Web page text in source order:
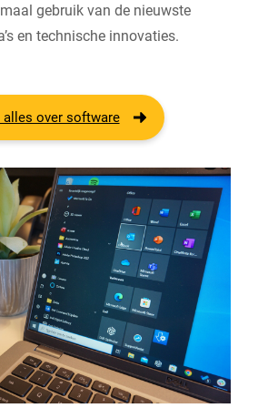
gebruik van de nieuwste
en technische innovaties.
alles over software